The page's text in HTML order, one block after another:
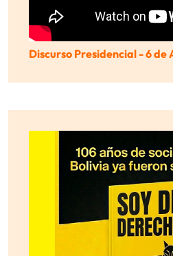
Discurso Presidencial - 6 de